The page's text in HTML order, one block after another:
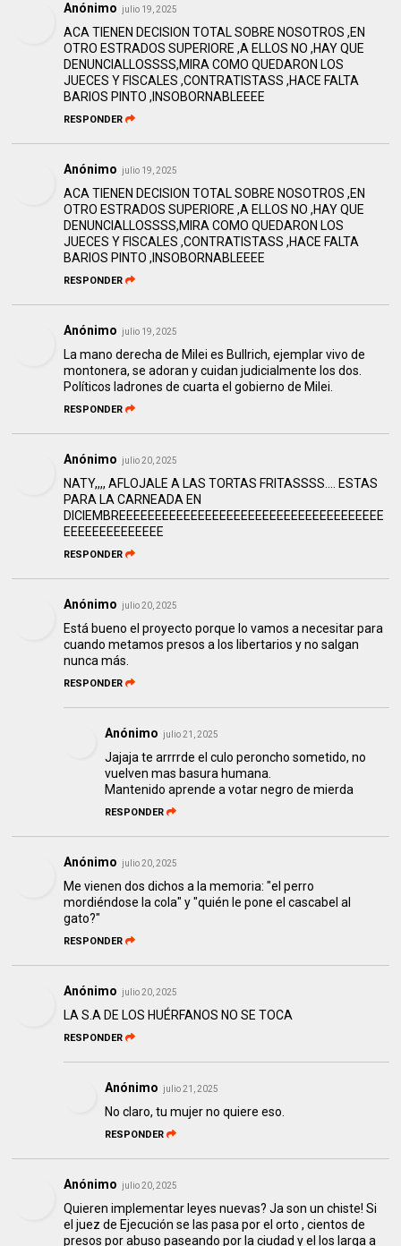
Anónimo julio 19, 2025
ACA TIENEN DECISION TOTAL SOBRE NOSOTROS ,EN
OTRO ESTRADOS SUPERIORE ,A ELLOS NO ,HAY QUE
DENUNCIALLOSSSS,MIRA COMO QUEDARON LOS
JUECES Y FISCALES ,CONTRATISTASS ,HACE FALTA
BARIOS PINTO ,INSOBORNABLEEEE
RESPONDER
Anónimo julio 19, 2025
ACA TIENEN DECISION TOTAL SOBRE NOSOTROS ,EN
OTRO ESTRADOS SUPERIORE ,A ELLOS NO ,HAY QUE
DENUNCIALLOSSSS,MIRA COMO QUEDARON LOS
JUECES Y FISCALES ,CONTRATISTASS ,HACE FALTA
BARIOS PINTO ,INSOBORNABLEEEE
RESPONDER
Anónimo julio 19, 2025
La mano derecha de Milei es Bullrich, ejemplar vivo de
montonera, se adoran y cuidan judicialmente los dos.
Políticos ladrones de cuarta el gobierno de Milei.
RESPONDER
Anónimo julio 20, 2025
NATY,,,, AFLOJALE A LAS TORTAS FRITASSSS.... ESTAS
PARA LA CARNEADA EN
DICIEMBREEEEEEEEEEEEEEEEEEEEEEEEEEEEEEEEEEEEE
EEEEEEEEEEEEEE
RESPONDER
Anónimo julio 20, 2025
Está bueno el proyecto porque lo vamos a necesitar para
cuando metamos presos a los libertarios y no salgan
nunca más.
RESPONDER
Anónimo julio 21, 2025
Jajaja te arrrrde el culo peroncho sometido, no
vuelven mas basura humana.
Mantenido aprende a votar negro de mierda
RESPONDER
Anónimo julio 20, 2025
Me vienen dos dichos a la memoria: "el perro
mordiéndose la cola" y "quién le pone el cascabel al
gato?"
RESPONDER
Anónimo julio 20, 2025
LA S.A DE LOS HUÉRFANOS NO SE TOCA
RESPONDER
Anónimo julio 21, 2025
No claro, tu mujer no quiere eso.
RESPONDER
Anónimo julio 20, 2025
Quieren implementar leyes nuevas? Ja son un chiste! Si
el juez de Ejecución se las pasa por el orto , cientos de
presos por abuso paseando por la ciudad y el los larga a